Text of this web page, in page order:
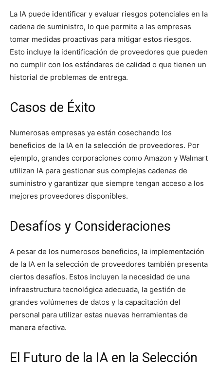
La IA puede identificar y evaluar riesgos potenciales en la
cadena de suministro, lo que permite a las empresas
tomar medidas proactivas para mitigar estos riesgos.
Esto incluye la identificación de proveedores que pueden
no cumplir con los estándares de calidad o que tienen un
historial de problemas de entrega.
Casos de Éxito
Numerosas empresas ya están cosechando los
beneficios de la IA en la selección de proveedores. Por
ejemplo, grandes corporaciones como Amazon y Walmart
utilizan IA para gestionar sus complejas cadenas de
suministro y garantizar que siempre tengan acceso a los
mejores proveedores disponibles.
Desafíos y Consideraciones
A pesar de los numerosos beneficios, la implementación
de la IA en la selección de proveedores también presenta
ciertos desafíos. Estos incluyen la necesidad de una
infraestructura tecnológica adecuada, la gestión de
grandes volúmenes de datos y la capacitación del
personal para utilizar estas nuevas herramientas de
manera efectiva.
El Futuro de la IA en la Selección